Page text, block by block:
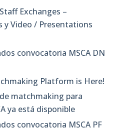
Exchanges –
y Video / Presentations
convocatoria MSCA DN
Platform is Here!
matchmaking para
ya está disponible
convocatoria MSCA PF